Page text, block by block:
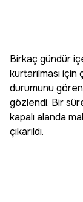
Birkaç gündür
kurtarılması için
durumunu
gözlendi. Bir
kapalı alanda
çıkarıldı.